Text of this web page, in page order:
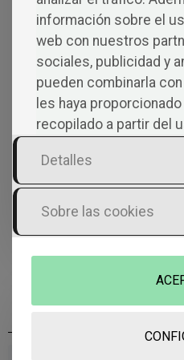
Rocío Teresa Martín Muñoz
Moro Hinojosa –Noemí
Vázquez –María Carmen
María Ángeles Vázquez
Meiwan Sancho López–Ramón
Ada
Si has encontrado tu nombre
podemos darte nuestra más
Y, por el contrario, si no ha sido
literario volverá el año que viene
nuevas voces y vuestro talento al
información sobre el
web con nuestros
sociales, publicidad y
pueden combinarla
les haya
recopilado a partir del
Detalles
Sobre las cookies